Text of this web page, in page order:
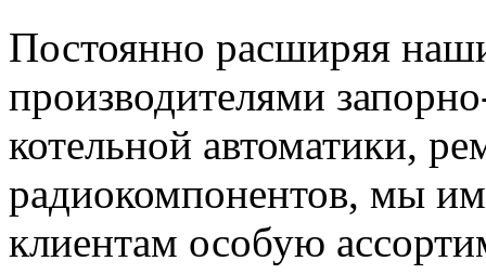
Постоянно расширяя
производителями
котельной автоматики,
радиокомпонентов, мы
клиентам особую